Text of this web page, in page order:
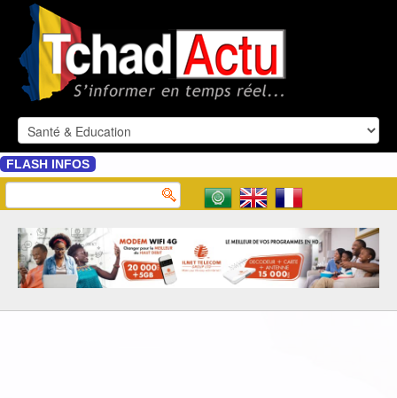
FLASH INFOS